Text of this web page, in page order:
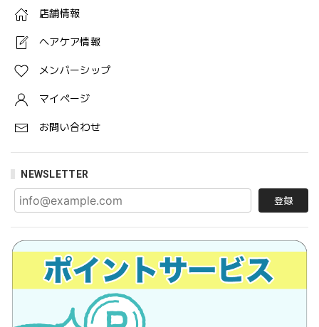
店舗情報
ヘアケア情報
メンバーシップ
マイページ
お問い合わせ
NEWSLETTER
登録